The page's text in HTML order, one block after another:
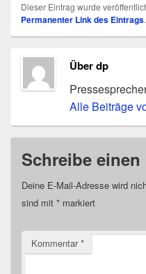
Dieser Eintrag wurde
Permanenter Link des Eintrags.
Über dp
Alle Beiträge
Schreibe
Deine E-Mail-Adresse wird
sind mit * markiert
Kommentar*